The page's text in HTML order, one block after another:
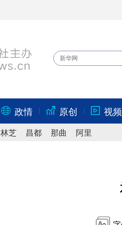
政情 原创 视频
林芝 昌都 那曲
阿里